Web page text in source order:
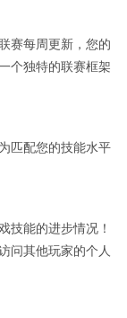
赛每周更新，您的
个独特的联赛框架
匹配您的技能水平
技能的进步情况！
问其他玩家的个人